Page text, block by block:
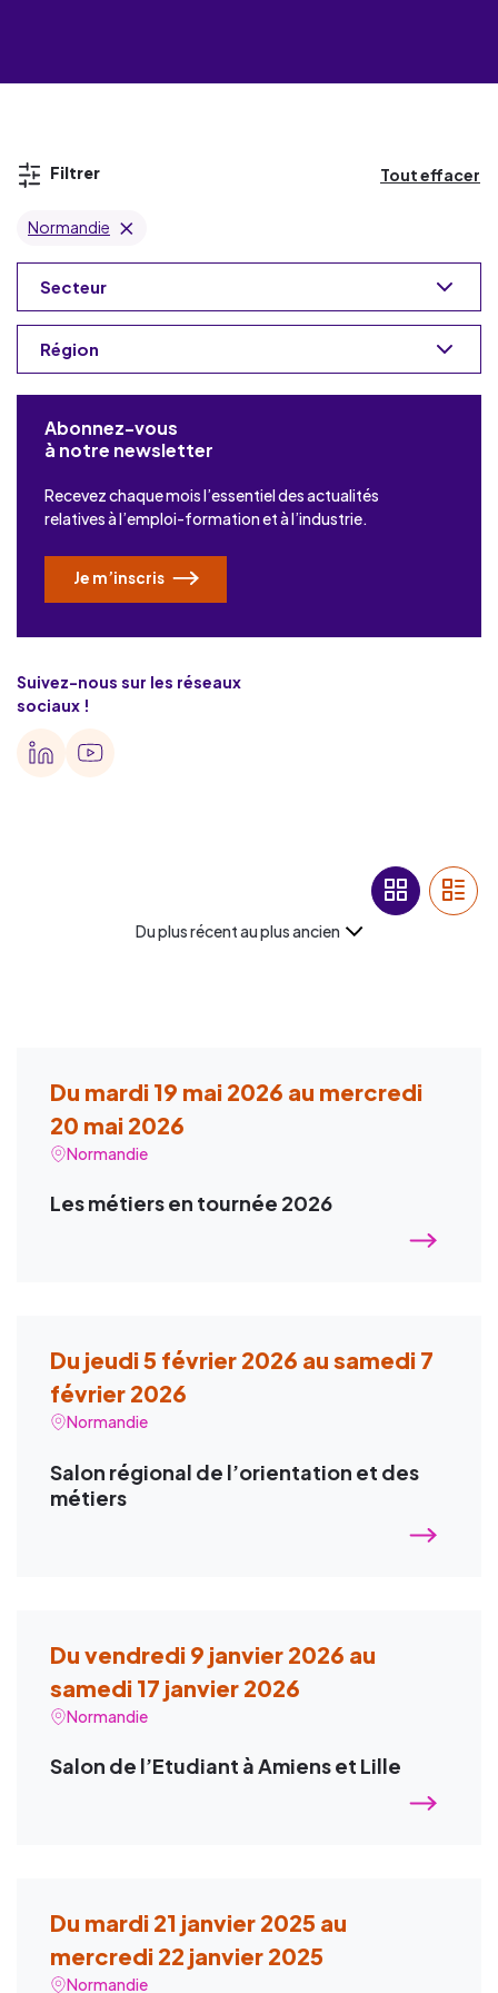
Filtrer Tout effacer
Normandie
Secteur
Région
Abonnez-vous
à notre newsletter
Recevez chaque mois l’essentiel des actualités
relatives à l’emploi-formation et à l’industrie.
Je m’inscris
Suivez-nous sur les réseaux
sociaux !
Du plus récent au plus ancien
Du mardi 19 mai 2026 au mercredi
20 mai 2026
Normandie
Les métiers en tournée 2026
Du jeudi 5 février 2026 au samedi 7
février 2026
Normandie
Salon régional de l’orientation et des
métiers
Du vendredi 9 janvier 2026 au
samedi 17 janvier 2026
Normandie
Salon de l’Etudiant à Amiens et Lille
Du mardi 21 janvier 2025 au
mercredi 22 janvier 2025
Normandie